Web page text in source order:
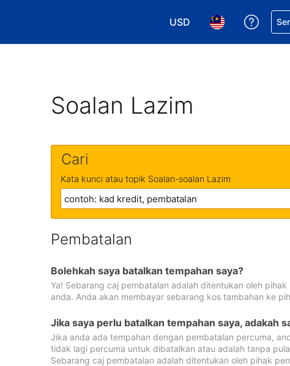
USD
Pilih mata wang anda.
Pilih bahasa
Soalan Lazim
Cari
Kata kunci atau topik Soalan-soalan Lazim
Pembatalan
Bolehkah saya batalkan tempahan saya?
Ya! Sebarang caj pembatalan adalah ditentukan oleh
anda. Anda akan membayar sebarang kos tambahan ke
Jika saya perlu batalkan tempahan saya, adakah
Jika anda ada tempahan dengan pembatalan percuma,
tidak lagi percuma untuk dibatalkan atau adalah tanpa
Sebarang caj pembatalan adalah ditentukan oleh pihak